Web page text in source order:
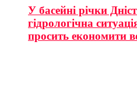
У басейні річки
гідрологічна
просить економити